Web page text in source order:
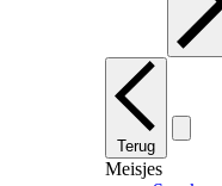
Terug
Meisjes